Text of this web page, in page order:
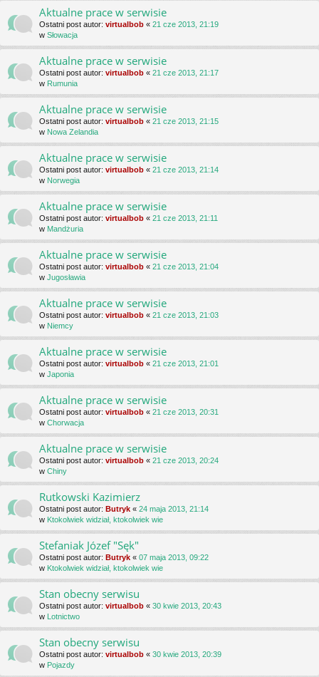
Aktualne prace w serwisie
Ostatni post autor: virtualbob « 21 cze 2013, 21:19
w Słowacja
Aktualne prace w serwisie
Ostatni post autor: virtualbob « 21 cze 2013, 21:17
w Rumunia
Aktualne prace w serwisie
Ostatni post autor: virtualbob « 21 cze 2013, 21:15
w Nowa Zelandia
Aktualne prace w serwisie
Ostatni post autor: virtualbob « 21 cze 2013, 21:14
w Norwegia
Aktualne prace w serwisie
Ostatni post autor: virtualbob « 21 cze 2013, 21:11
w Mandżuria
Aktualne prace w serwisie
Ostatni post autor: virtualbob « 21 cze 2013, 21:04
w Jugosławia
Aktualne prace w serwisie
Ostatni post autor: virtualbob « 21 cze 2013, 21:03
w Niemcy
Aktualne prace w serwisie
Ostatni post autor: virtualbob « 21 cze 2013, 21:01
w Japonia
Aktualne prace w serwisie
Ostatni post autor: virtualbob « 21 cze 2013, 20:31
w Chorwacja
Aktualne prace w serwisie
Ostatni post autor: virtualbob « 21 cze 2013, 20:24
w Chiny
Rutkowski Kazimierz
Ostatni post autor: Butryk « 24 maja 2013, 21:14
w Ktokolwiek widział, ktokolwiek wie
Stefaniak Józef "Sęk"
Ostatni post autor: Butryk « 07 maja 2013, 09:22
w Ktokolwiek widział, ktokolwiek wie
Stan obecny serwisu
Ostatni post autor: virtualbob « 30 kwie 2013, 20:43
w
Lotnictwo
Stan obecny serwisu
Ostatni post autor: virtualbob « 30 kwie 2013, 20:39
w Pojazdy